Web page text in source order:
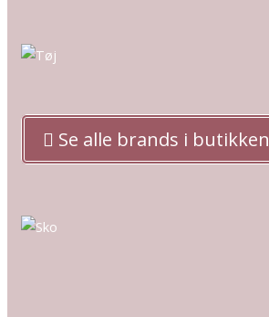
Se alle brands i butikken